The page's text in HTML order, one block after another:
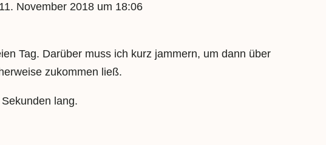
11. November 2018 um 18:06
Tag. Darüber muss ich kurz jammern, um dann über
zukommen ließ.
lang.